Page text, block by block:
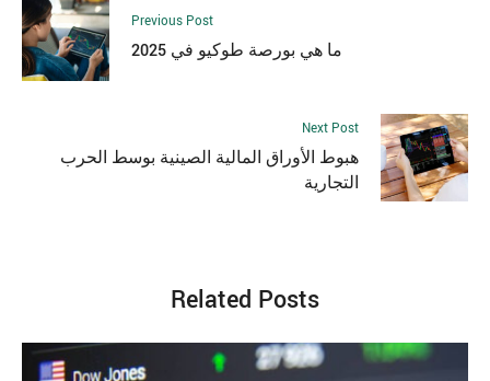
Previous Post
ما هي بورصة طوكيو في 2025
Next Post
هبوط الأوراق المالية الصينية بوسط الحرب
التجارية
Related Posts